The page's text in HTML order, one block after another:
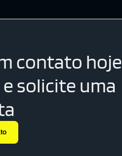
contato hoje
solicite uma